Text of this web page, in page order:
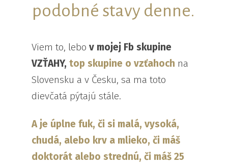
podobné stavy denne.
Viem to, lebov mojej Fb skupine
VZŤAHY,top skupine o vzťahoch na
Slovensku a v Česku, sa ma toto
dievčatá pýtajú stále.
A je úplne fuk, či si malá, vysoká,
chudá, alebo krv a mlieko, či máš
doktorát alebo strednú, či máš 25